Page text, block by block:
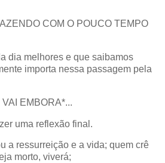
COM O POUCO TEMPO
dia melhores e que saibamos
importa nessa passagem pela
EMBORA*...
uma reflexão final.
a ressurreição e a vida; quem crê
morto, viverá;